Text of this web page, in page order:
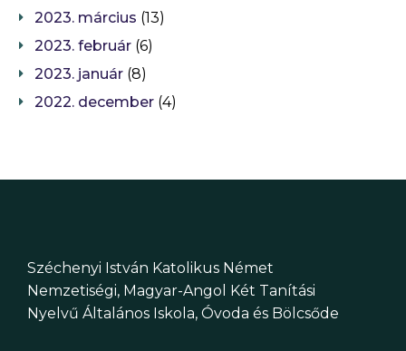
2023. március (13)
2023. február (6)
2023. január (8)
2022. december (4)
Széchenyi István Katolikus Német
Nemzetiségi, Magyar-Angol Két Tanítási
Nyelvű Általános Iskola, Óvoda és Bölcsőde